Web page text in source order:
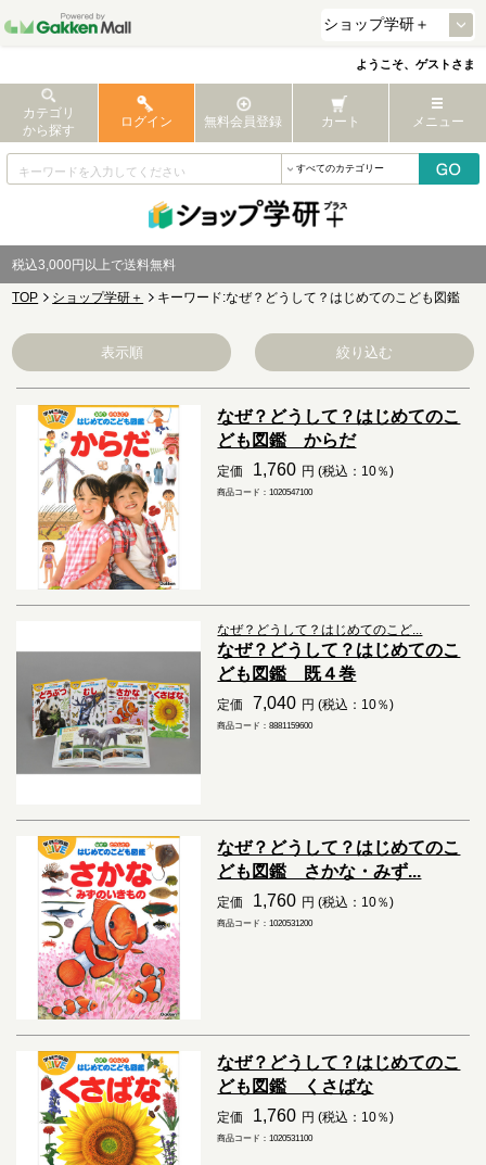
ようこそ、ゲストさま
カテゴリ
から探す
ログイン 無料会員登録 カート メニュー
税込3,000円以上で送料無料
TOP ショップ学研＋ キーワード:なぜ？どうして？はじめてのこども図鑑
表示順 絞り込む
なぜ？どうして？はじめてのこ
ども図鑑 からだ
定価 1,760 円 (税込：10％)
商品コード：1020547100
なぜ？どうして？はじめてのこど...
なぜ？どうして？はじめてのこ
ども図鑑 既４巻
定価 7,040 円 (税込：10％)
商品コード：8881159600
なぜ？どうして？はじめてのこ
ども図鑑 さかな・みず...
定価 1,760 円 (税込：10％)
商品コード：1020531200
なぜ？どうして？はじめてのこ
ども図鑑 くさばな
定価 1,760 円 (税込：10％)
商品コード：1020531100